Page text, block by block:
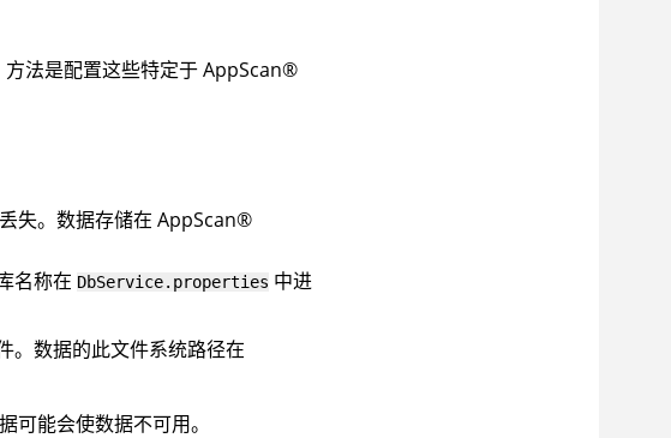
方法是配置这些特定于AppScan®
失。数据存储在 AppScan®
名称在 DbService.properties 中进
。数据的此文件系统路径在
可能会使数据不可用。